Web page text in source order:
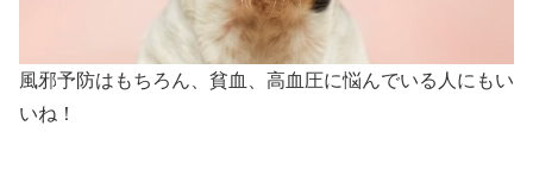
風邪予防はもちろん、貧血、高血圧に悩んでいる人にもい
いね！